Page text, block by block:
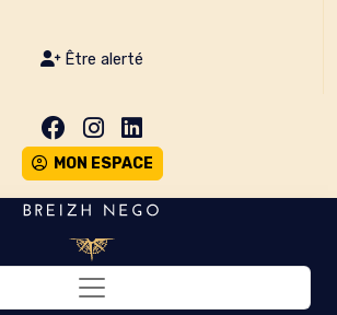
Être alerté
MON ESPACE
Toggle navigation